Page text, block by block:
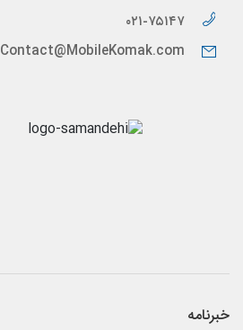
۰۲۱-۷۵۱۴۷
Contact@MobileKomak.com
خبرنامه